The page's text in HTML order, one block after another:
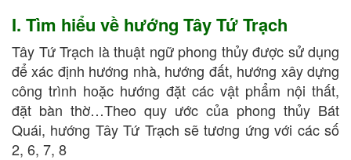
I. Tìm hiểu về hướng Tây Tứ Trạch
Tây Tứ Trạch là thuật ngữ phong thủy được sử dụng
để xác định hướng nhà, hướng đất, hướng xây dựng
công trình hoặc hướng đặt các vật phẩm nội thất,
đặt bàn thờ…Theo quy ước của phong thủy Bát
Quái, hướng Tây Tứ Trạch sẽ tương ứng với các số
2, 6, 7, 8